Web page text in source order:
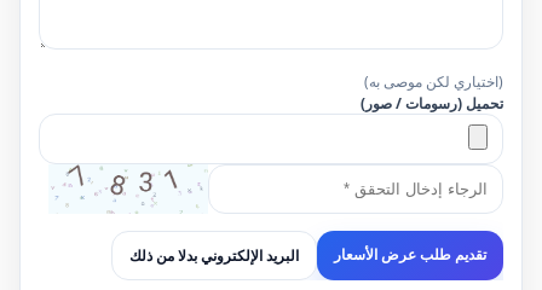
(اختياري لكن موصى به)
تحميل (رسومات / صور)
تقديم طلب عرض الأسعار البريد الإلكتروني بدلا من ذلك